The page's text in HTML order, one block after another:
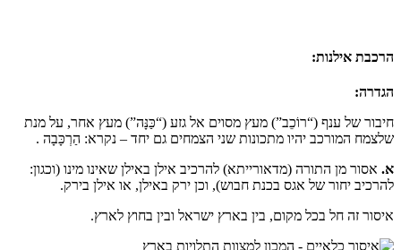
הרכבת אילנות:
הגדרה:
חיבור של ענף (“רוֹכֵב”) מעץ מסוים אל גזע (“כַּנָּה”) מעץ אחר, על מנת
שלצמח המורכב יהיו מתכונות שני הצמחים גם יחד – נקרא: הַרְכָּבָה .
א. אסור מן התורה (מדאורייתא) להרכיב אילן באילן שאינו מינו (וכגון:
להרכיב יחור של אגס בכנת חבוש), וכן ירק באילן, או אילן בירק.
איסור זה חל בכל מקום, בין בארץ ישראל ובין בחוץ לארץ.